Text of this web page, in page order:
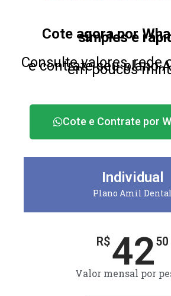
Cote agora por
simples e
Consulte valores, rede
e contrate seu plano
em poucos
Cote e Contrate por
Individual
Plano Amil Dental
R$4250
Valor mensal por